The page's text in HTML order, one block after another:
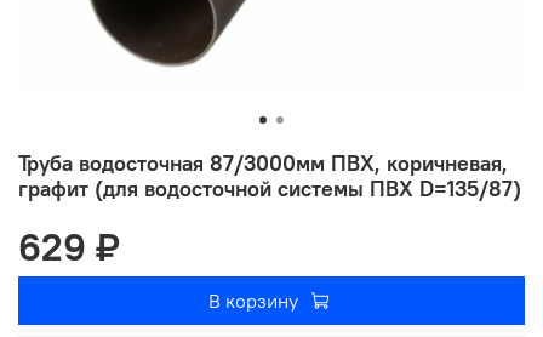
Труба водосточная 87/3000мм ПВХ, коричневая,
графит (для водосточной системы ПВХ D=135/87)
629 ₽
В корзину